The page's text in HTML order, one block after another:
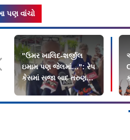
પણ વાંચો
"ઉમર ખાલિદ-શર્જીલ
ઇમામ પણ જેલમાં…": રેપ
કેસમાં સજા બાદ તરુણ
તેજપાલે શું કહ્યું?